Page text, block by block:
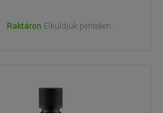
Raktáron Elküldjük pénteken